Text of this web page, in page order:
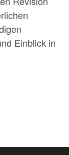
Einblick in